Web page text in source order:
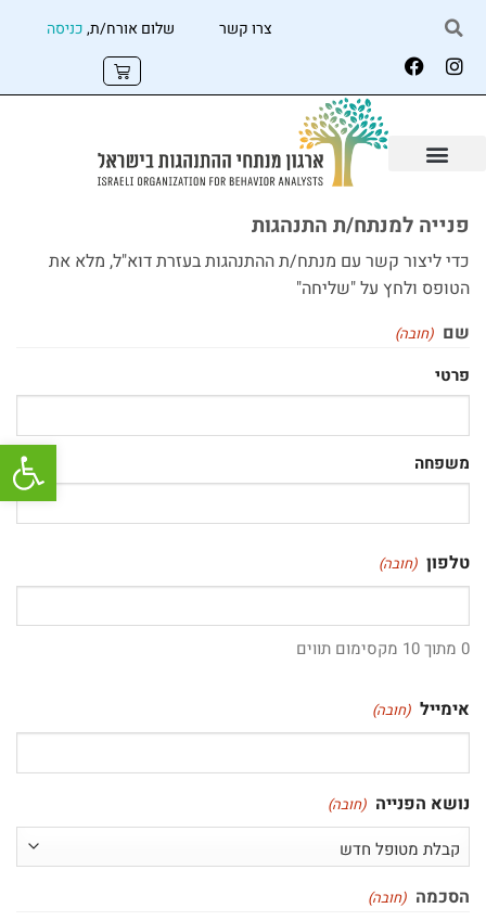
צרו קשר שלום אורח/ת,כניסה
פנייה למנתח/ת התנהגות
כדי ליצור קשר עם מנתח/ת ההתנהגות בעזרת דוא"ל, מלא את
הטופס ולחץ על "שליחה"
שם (חובה)
פרטי
משפחה
טלפון (חובה)
0 מתוך 10 מקסימום תווים
אימייל (חובה)
נושא הפנייה (חובה)
הסכמה (חובה)